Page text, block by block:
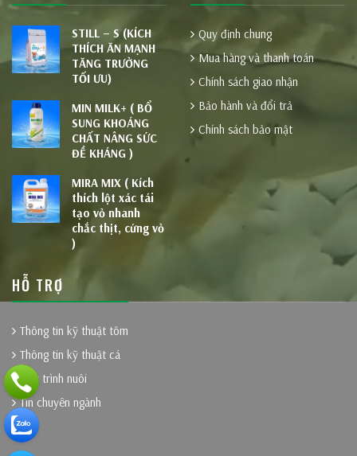
STILL – S (KÍCH
THÍCH ĂN MẠNH
TĂNG TRƯỞNG
TỐI ƯU)
MIN MILK+ ( BỔ
SUNG KHOÁNG
CHẤT NÂNG SỨC
ĐỀ KHÁNG )
MIRA MIX ( Kích
thích lột xác tái
tạo vỏ nhanh
chắc thịt, cứng vỏ
)
Quy định chung
Mua hàng và thanh toán
Chính sách giao nhận
Bảo hành và đổi trả
Chính sách bảo mật
HỖ TRỢ
Thông tin kỹ thuật tôm
Thông tin kỹ thuật cá
Quy trình nuôi
Tin chuyên ngành